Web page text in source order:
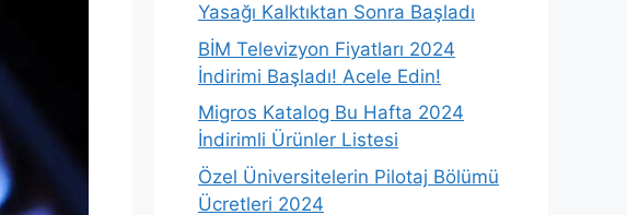
Yasağı Kalktıktan Sonra Başladı
BİM Televizyon Fiyatları 2024
İndirimi Başladı! Acele Edin!
Migros Katalog Bu Hafta 2024
İndirimli Ürünler Listesi
Özel Üniversitelerin Pilotaj Bölümü
Ücretleri 2024